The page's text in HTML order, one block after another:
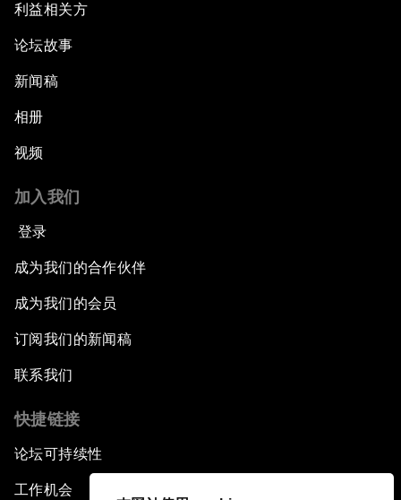
利益相关方
论坛故事
新闻稿
相册
视频
加入我们
登录
成为我们的合作伙伴
成为我们的会员
订阅我们的新闻稿
联系我们
快捷链接
论坛可持续性
工作机会